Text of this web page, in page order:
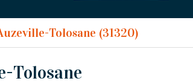
Tolosane (31320)
Tolosane